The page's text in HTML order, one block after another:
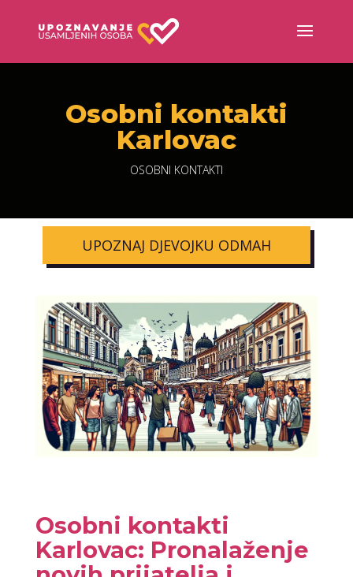
Osobni kontakti
Karlovac
OSOBNI KONTAKTI
UPOZNAJ DJEVOJKU ODMAH
Osobni kontakti
Karlovac: Pronalaženje